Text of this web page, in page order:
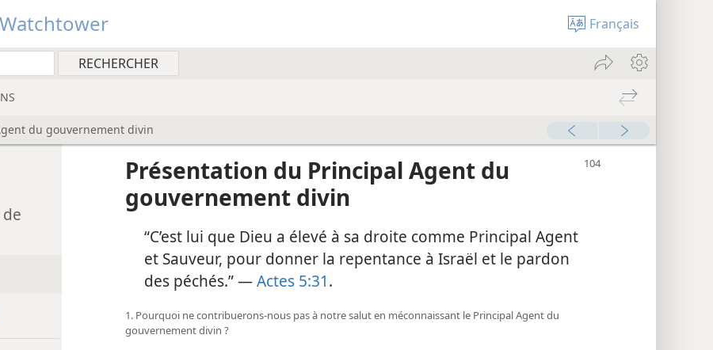
Watchtower Français
du gouvernement divin
Présentation du Principal Agent du
gouvernement divin
“C’est lui que Dieu a élevé à sa droite comme Principal Agent
et Sauveur, pour donner la repentance à Israël et le pardon
des péchés.” —Actes 5:31.
1. Pourquoi ne contribuerons-​nous pas à notre salut en méconnaissant le Principal Agent du
gouvernement divin ?